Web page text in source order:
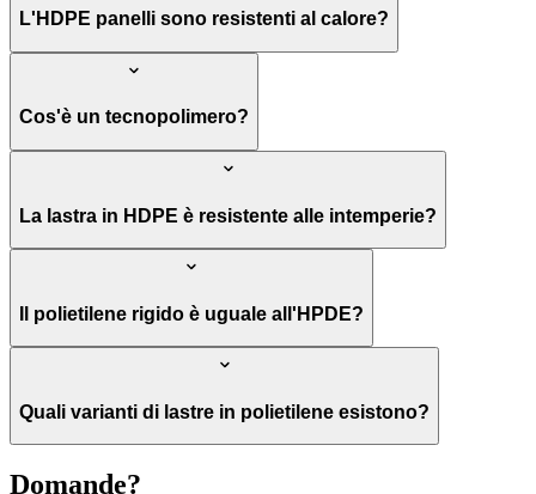
L'HDPE panelli sono resistenti al calore?
Cos'è un tecnopolimero?
La lastra in HDPE è resistente alle intemperie?
Il polietilene rigido è uguale all'HPDE?
Quali varianti di lastre in polietilene esistono?
Domande?